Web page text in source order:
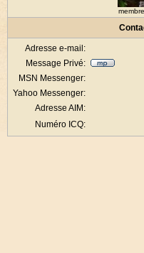
Adresse e-mail:
Message Privé:
MSN Messenger:
Yahoo Messenger:
Adresse AIM:
Numéro ICQ: